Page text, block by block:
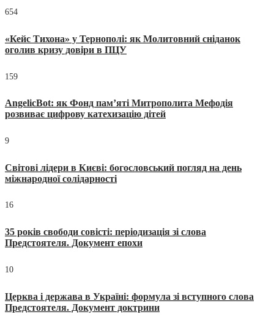
654
«Кейс Тихона» у Тернополі: як Молитовний сніданок
оголив кризу довіри в ПЦУ
159
AngelicBot: як Фонд пам’яті Митрополита Мефодія
розвиває цифрову катехизацію дітей
9
Світові лідери в Києві: богословський погляд на день
міжнародної солідарності
16
35 років свободи совісті: періодизація зі слова
Предстоятеля. Документ епохи
10
Церква і держава в Україні: формула зі вступного слова
Предстоятеля. Документ доктрини